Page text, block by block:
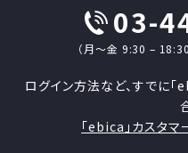
03-
（月〜金 9:30 –
ログイン方法など、すでに
「ebica」カスタマ